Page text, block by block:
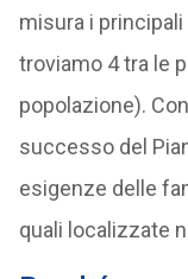
misura i
troviamo 4 tra le
popolazione). Con
successo del
esigenze delle
quali localizzate